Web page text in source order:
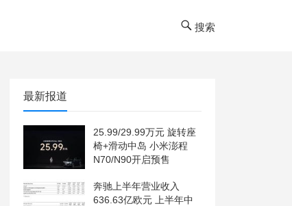
搜索
最新报道
25.99/29.99万元 旋转座
椅+滑动中岛 小米澎程
N70/N90开启预售
奔驰上半年营业收入
636.63亿欧元 上半年中